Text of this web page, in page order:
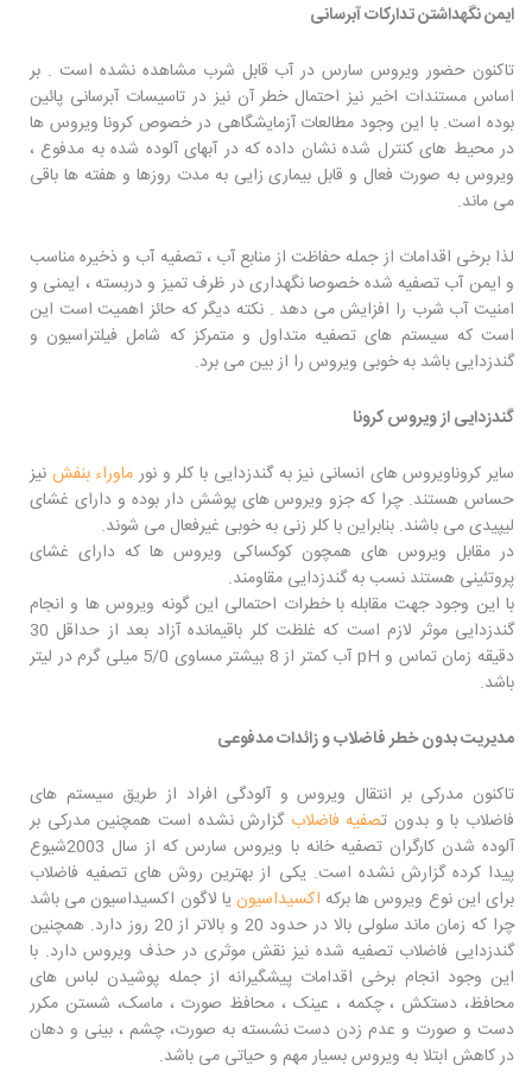
ایمن نگهداشتن تدارکات آبرسانی
تاکنون حضور ویروس سارس در آب قابل شرب مشاهده نشده است . بر
اساس مستندات اخیر نیز احتمال خطر آن نیز در تاسیسات آبرسانی پائین
بوده است. با این وجود مطالعات آزمایشگاهی در خصوص کرونا ویروس ها
در محیط های کنترل شده نشان داده که در آبهای آلوده شده به مدفوع ،
ویروس به صورت فعال و قابل بیماری زایی به مدت روزها و هفته ها باقی
می ماند.
لذا برخی اقدامات از جمله حفاظت از منابع آب ، تصفیه آب و ذخیره مناسب
و ایمن آب تصفیه شده خصوصا نگهداری در ظرف تمیز و دربسته ، ایمنی و
امنیت آب شرب را افزایش می دهد . نکته دیگر که حائز اهمیت است این
است که سیستم های تصفیه متداول و متمرکز که شامل فیلتراسیون و
گندزدایی باشد به خوبی ویروس را از بین می برد.
گندزدایی از ویروس کرونا
سایر کروناویروس های انسانی نیز به گندزدایی با کلر و نورماوراء بنفش نیز
حساس هستند. چرا که جزو ویروس های پوشش دار بوده و دارای غشای
لیپیدی می باشند. بنابراین با کلر زنی به خوبی غیرفعال می شوند.
در مقابل ویروس های همچون کوکساکی ویروس ها که دارای غشای
پروتئینی هستند نسب به گندزدایی مقاومند.
با این وجود جهت مقابله با خطرات احتمالی این گونه ویروس ها و انجام
گندزدایی موثر لازم است که غلظت کلر باقیمانده آزاد بعد از حداقل 30
دقیقه زمان تماس و pH آب کمتر از 8 بیشتر مساوی 5/0 میلی گرم در لیتر
باشد.
مدیریت بدون خطر فاضلاب و زائدات مدفوعی
تاکنون مدرکی بر انتقال ویروس و آلودگی افراد از طریق سیستم های
فاضلاب با و بدون تصفیه فاضلاب گزارش نشده است همچنین مدرکی بر
آلوده شدن کارگران تصفیه خانه با ویروس سارس که از سال 2003شیوع
پیدا کرده گزارش نشده است. یکی از بهترین روش های تصفیه فاضلاب
برای این نوع ویروس ها برکه اکسیداسیونیا لاگون اکسیداسیون می باشد
چرا که زمان ماند سلولی بالا در حدود 20 و بالاتر از 20 روز دارد. همچنین
گندزدایی فاضلاب تصفیه شده نیز نقش موثری در حذف ویروس دارد. با
این وجود انجام برخی اقدامات پیشگیرانه از جمله پوشیدن لباس های
محافظ، دستکش ، چکمه ، عینک ، محافظ صورت ، ماسک، شستن مکرر
دست و صورت و عدم زدن دست نشسته به صورت، چشم ، بینی و دهان
در کاهش ابتلا به ویروس بسیار مهم و حیاتی می باشد.